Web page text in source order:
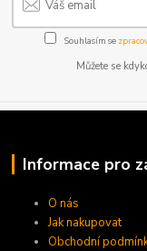
Souhlasím se
Můžete se
Informace pro
O nás
Jak nakupovat
Obchodní